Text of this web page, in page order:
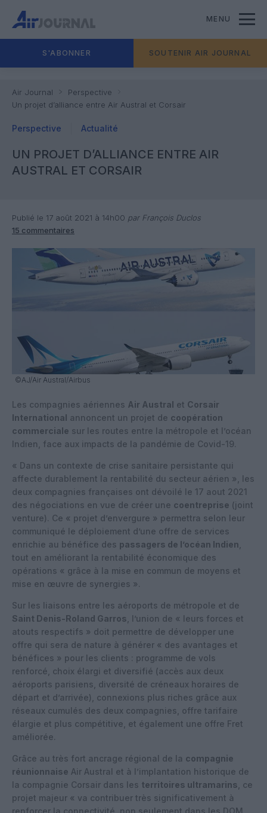
MENU
S'ABONNER SOUTENIR AIR JOURNAL
Air Journal
Perspective
Un projet d’alliance entre Air Austral et Corsair
Perspective Actualité
UN PROJET D’ALLIANCE ENTRE AIR
AUSTRAL ET CORSAIR
Publié le 17 août 2021 à 14h00 par François Duclos
15 commentaires
©AJ/Air Austral/Airbus
Les compagnies aériennes Air Austral et Corsair
International annoncent un projet de coopération
commerciale sur les routes entre la métropole et l’océan
Indien, face aux impacts de la pandémie de Covid-19.
« Dans un contexte de crise sanitaire persistante qui
affecte durablement la rentabilité du secteur aérien », les
deux compagnies françaises ont dévoilé le 17 aout 2021
des négociations en vue de créer une coentreprise (joint
venture). Ce « projet d’envergure » permettra selon leur
communiqué le déploiement d’une offre de services
enrichie au bénéfice des passagers de l’océan Indien
tout en améliorant la rentabilité économique des
opérations « grâce à la mise en commun de moyens et
mise en œuvre de synergies ».
Sur les liaisons entre les aéroports de métropole et de
Saint Denis-Roland Garros , l’union de « leurs forces et
atouts respectifs » doit permettre de développer une
offre qui sera de nature à générer « des avantages et
bénéfices » pour les clients : programme de vols
renforcé, choix élargi et diversifié (accès aux deux
aéroports parisiens, diversité de créneaux horaires de
départ et d’arrivée), connexions plus riches grâce aux
réseaux cumulés des deux compagnies, offre tarifaire
élargie et plus compétitive, et également une offre Fret
améliorée.
Grâce au très fort ancrage régional de la compagnie
réunionnaise Air Austral et à l’implantation historique de
la compagnie Corsair dans les territoires ultramarins , ce
projet majeur « va contribuer très significativement à
renforcer la connectivité, non seulement dans les DOM,